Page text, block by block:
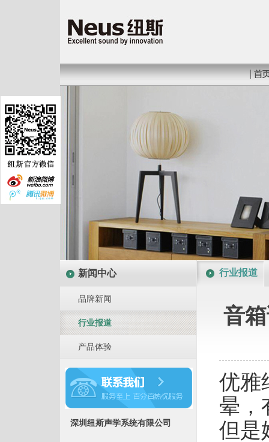
新闻中心
品牌新闻
行业报道
产品体验
深圳纽斯声学系统有限公司
行业报道
音
优雅
晕，
但是